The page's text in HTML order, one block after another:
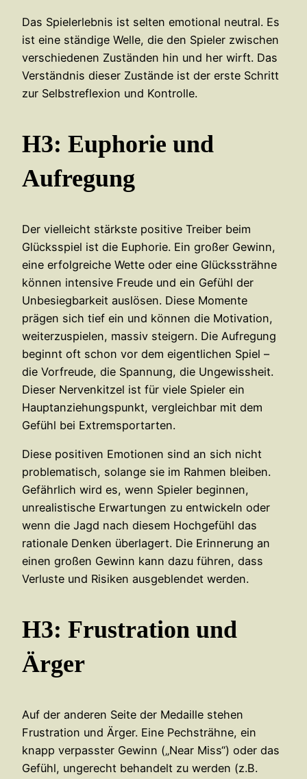
Das Spielerlebnis ist selten emotional neutral. Es
ist eine ständige Welle, die den Spieler zwischen
verschiedenen Zuständen hin und her wirft. Das
Verständnis dieser Zustände ist der erste Schritt
zur Selbstreflexion und Kontrolle.
H3: Euphorie und
Aufregung
Der vielleicht stärkste positive Treiber beim
Glücksspiel ist die Euphorie. Ein großer Gewinn,
eine erfolgreiche Wette oder eine Glückssträhne
können intensive Freude und ein Gefühl der
Unbesiegbarkeit auslösen. Diese Momente
prägen sich tief ein und können die Motivation,
weiterzuspielen, massiv steigern. Die Aufregung
beginnt oft schon vor dem eigentlichen Spiel –
die Vorfreude, die Spannung, die Ungewissheit.
Dieser Nervenkitzel ist für viele Spieler ein
Hauptanziehungspunkt, vergleichbar mit dem
Gefühl bei Extremsportarten.
Diese positiven Emotionen sind an sich nicht
problematisch, solange sie im Rahmen bleiben.
Gefährlich wird es, wenn Spieler beginnen,
unrealistische Erwartungen zu entwickeln oder
wenn die Jagd nach diesem Hochgefühl das
rationale Denken überlagert. Die Erinnerung an
einen großen Gewinn kann dazu führen, dass
Verluste und Risiken ausgeblendet werden.
H3: Frustration und
Ärger
Auf der anderen Seite der Medaille stehen
Frustration und Ärger. Eine Pechsträhne, ein
knapp verpasster Gewinn („Near Miss“) oder das
Gefühl, ungerecht behandelt zu werden (z.B.